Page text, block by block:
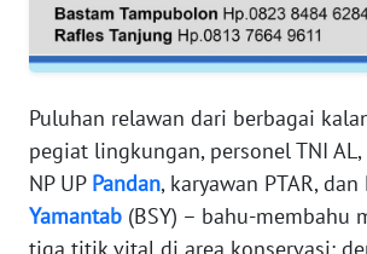
Puluhan relawan dari berbagai
pegiat lingkungan, personel TNI AL,
NP UP Pandan, karyawan PTAR,
Yamantab (BSY) – bahu-membahu
tiga titik vital di area konservasi:
WN
SERAMBI
WN
JAMBI
WN
SULTRA